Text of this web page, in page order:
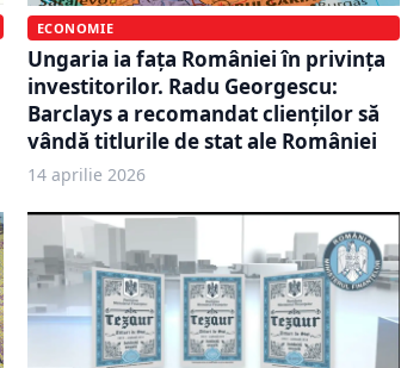
ECONOMIE
Ungaria ia fața României în privința
investitorilor. Radu Georgescu:
Barclays a recomandat clienților să
vândă titlurile de stat ale României
14 aprilie 2026